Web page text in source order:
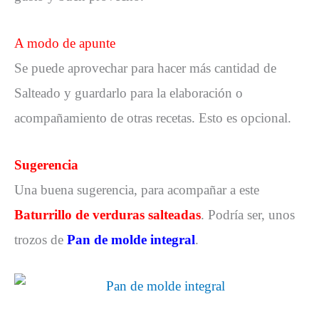
A modo de apunte
Se puede aprovechar para hacer más cantidad de
Salteado y guardarlo para la elaboración o
acompañamiento de otras recetas. Esto es opcional.
Sugerencia
Una buena sugerencia, para acompañar a este
Baturrillo de verduras salteadas. Podría ser, unos
trozos de Pan de molde integral.